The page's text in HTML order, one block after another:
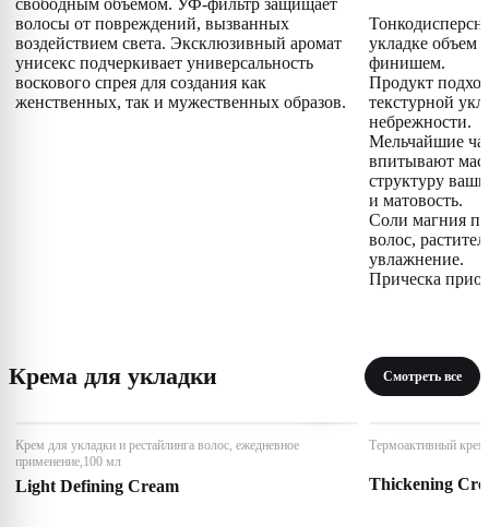
свободным объемом. УФ-фильтр защищает
волосы от повреждений, вызванных
воздействием света. Эксклюзивный аромат
унисекс подчеркивает универсальность
воскового спрея для создания как
женственных, так и мужественных образов.
укладке объем
финишем.
Продукт
текстурной
небрежности.
Мельчайшие
впитывают
структуру
и матовость.
Соли магния
волос,
увлажнение.
Прическа
Крема для укладки Смотреть все
Крем для укладки и рестайлинга волос, ежедневное
применение,100 мл
Light Defining Cream
Термоактивный крем
Thickening